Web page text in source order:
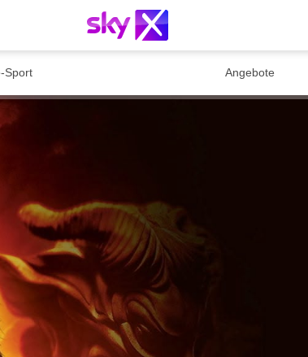
Sport Angebote